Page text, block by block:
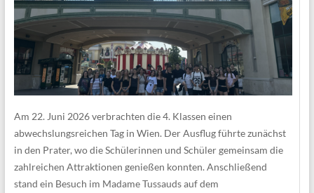
Am 22. Juni 2026 verbrachten die 4. Klassen einen
abwechslungsreichen Tag in Wien. Der Ausflug führte zunächst
in den Prater, wo die Schülerinnen und Schüler gemeinsam die
zahlreichen Attraktionen genießen konnten. Anschließend
stand ein Besuch im Madame Tussauds auf dem